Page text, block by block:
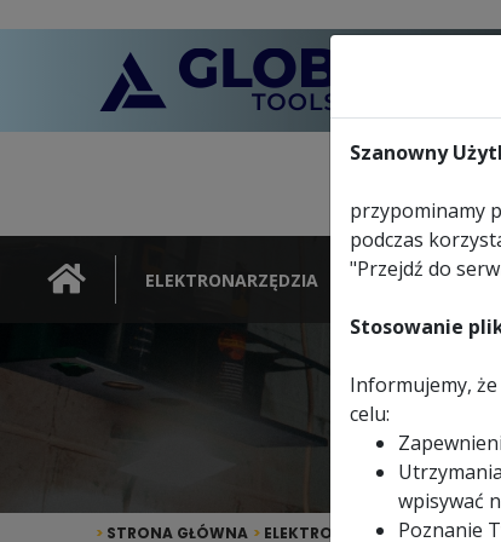
ELEKTRONARZĘDZIA NARZĘDZIA
Szanowny
przypominamy
podczas
"Przejdź do
Stosowanie
Informujemy,
celu:
wpisywać
Poznanie
> STRONA GŁÓWNA > ELEKTRONARZĘDZIA >